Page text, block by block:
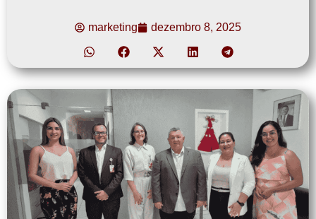
marketing dezembro 8, 2025